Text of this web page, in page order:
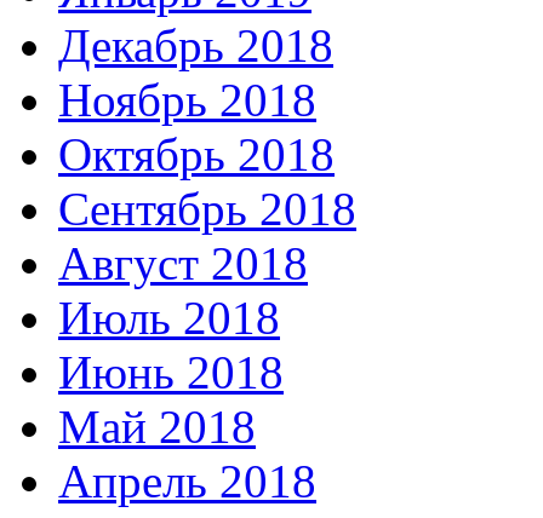
Декабрь 2018
Ноябрь 2018
Октябрь 2018
Сентябрь 2018
Август 2018
Июль 2018
Июнь 2018
Май 2018
Апрель 2018